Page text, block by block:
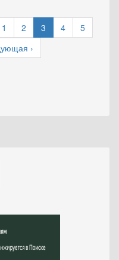
1 2 3 4
5
›